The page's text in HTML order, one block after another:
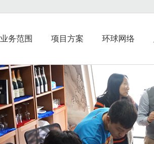
业务范围 项目方案 环球网络